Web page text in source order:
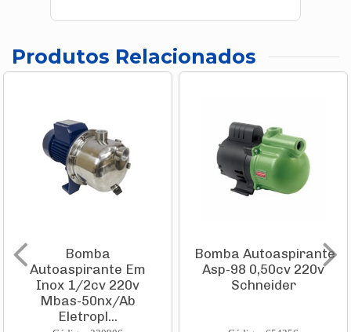
Produtos Relacionados
Bomba
Autoaspirante Em
Inox 1/2cv 220v
Mbas-50nx/Ab
Eletropl...
Bomba Autoaspirante
Asp-98 0,50cv 220v
Schneider